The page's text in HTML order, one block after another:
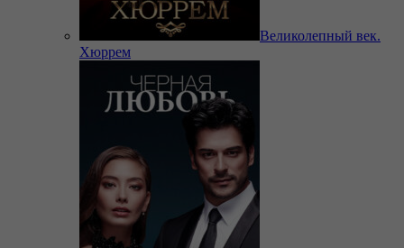
Великолепный век.
Хюррем